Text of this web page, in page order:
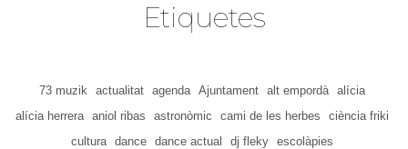
Etiquetes
73 muzik actualitat agenda Ajuntament alt empordà
alícia
alícia herrera
aniol ribas astronòmic cami de les herbes
ciència friki
cultura
dance dance actual dj fleky
escolàpies